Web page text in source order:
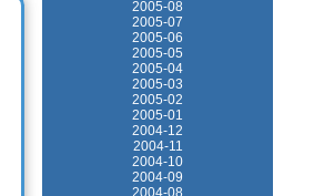
2005-08
2005-07
2005-06
2005-05
2005-04
2005-03
2005-02
2005-01
2004-12
2004-11
2004-10
2004-09
2004-08